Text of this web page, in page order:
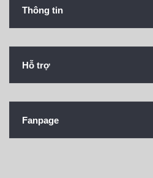
Thông tin
Hỗ trợ
Fanpage